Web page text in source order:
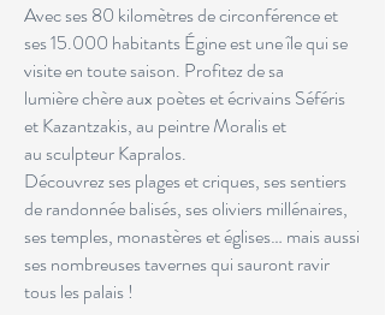
Avec ses 80 kilomètres de circonférence et
ses 15.000 habitants Égine est une île qui se
visite en toute saison. Profitez de sa
lumière chère aux poètes et écrivains Séféris
et Kazantzakis, au peintre Moralis et
au sculpteurKapralos.
Découvrez ses plages et criques, ses sentiers
de randonnée balisés, ses oliviers millénaires,
ses temples, monastères et églises… mais aussi
ses nombreuses tavernes qui sauront ravir
tous les palais !